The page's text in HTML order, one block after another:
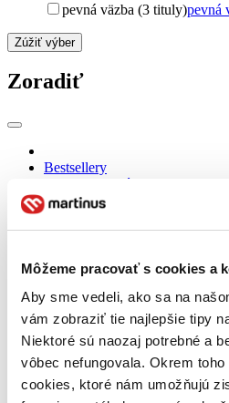
Môžeme pracovať s cookies a
Aby sme vedeli, ako sa na
vám zobraziť tie najlepšie tipy
Niektoré sú naozaj potrebné a
vôbec nefungovala. Okrem
cookies, ktoré nám umožňujú
pevná väzba (3 tituly)pevná
Zúžiť výber
Zoradiť
Bestsellery
Top hodnotené
Novinky
Najlacnejšie
Použité filtre
Zrušiť filtre
Prekladateľ